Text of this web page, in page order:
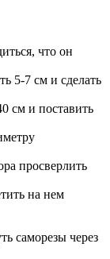
что он
5-7 см и сделать
см и поставить
просверлить
на нем
саморезы через